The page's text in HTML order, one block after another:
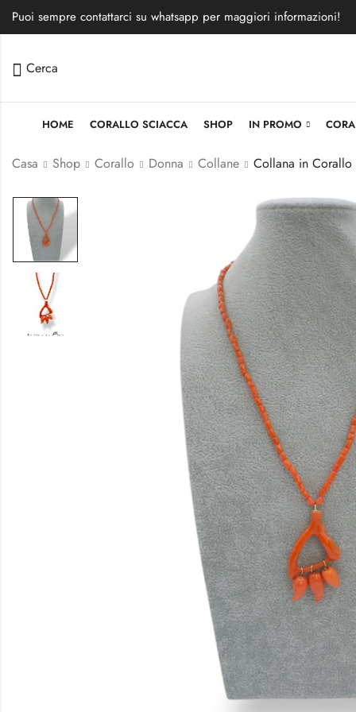
Puoi sempre contattarci su whatsapp per maggiori informazioni!
Cerca
HOME CORALLO SCIACCA SHOP IN PROMO
Casa Shop Corallo Donna Collane